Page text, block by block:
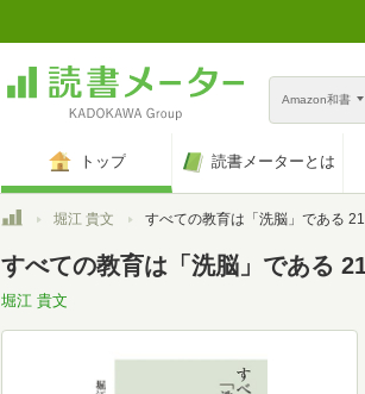
Amazon和書
トップ 読書メーターとは
トップ堀江 貴文 すべての教育は「洗脳」である 21世紀の脱・学校論 (光文社新書)
すべての教育は「洗脳」である
堀江 貴文